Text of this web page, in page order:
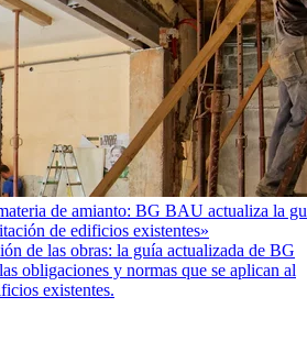
de amianto: BG BAU actualiza la
de edificios existentes»
de las obras: la guía actualizada de BG
obligaciones y normas que se aplican al
existentes.